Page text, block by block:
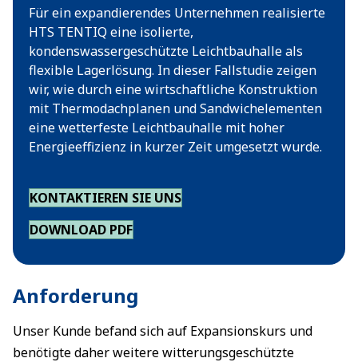
Für ein expandierendes Unternehmen realisierte
HTS TENTIQ eine isolierte,
kondenswassergeschützte Leichtbauhalle als
flexible Lagerlösung. In dieser Fallstudie zeigen
wir, wie durch eine wirtschaftliche Konstruktion
mit Thermodachplanen und Sandwichelementen
eine wetterfeste Leichtbauhalle mit hoher
Energieeffizienz in kurzer Zeit umgesetzt wurde.
KONTAKTIEREN SIE UNS
DOWNLOAD PDF
Anforderung
Unser Kunde befand sich auf Expansionskurs und
benötigte daher weitere witterungsgeschützte